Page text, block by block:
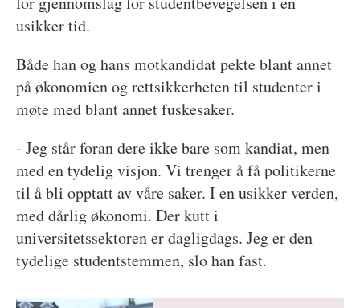
usikker tid.
Både han og hans motkandidat pekte blant annet
på økonomien og rettsikkerheten til studenter i
møte med blant annet fuskesaker.
- Jeg står foran dere ikke bare som kandiat, men
med en tydelig visjon. Vi trenger å få politikerne
til å bli opptatt av våre saker. I en usikker verden,
med dårlig økonomi. Der kutt i
universitetssektoren er dagligdags. Jeg er den
tydelige studentstemmen, slo han fast.